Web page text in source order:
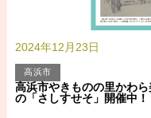
2024年12月23日
高浜市
高浜市やきものの里かわ
の「さしすせそ」開催中！